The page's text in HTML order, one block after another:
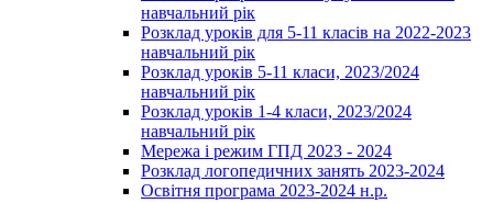
навчальний рік
Розклад уроків для 5-11 класів на 2022-2023
навчальний рік
Розклад уроків 5-11 класи, 2023/2024
навчальний рік
Розклад уроків 1-4 класи, 2023/2024
навчальний рік
Мережа і режим ГПД 2023 - 2024
Розклад логопедичних занять 2023-2024
Освітня програма 2023-2024 н.р.